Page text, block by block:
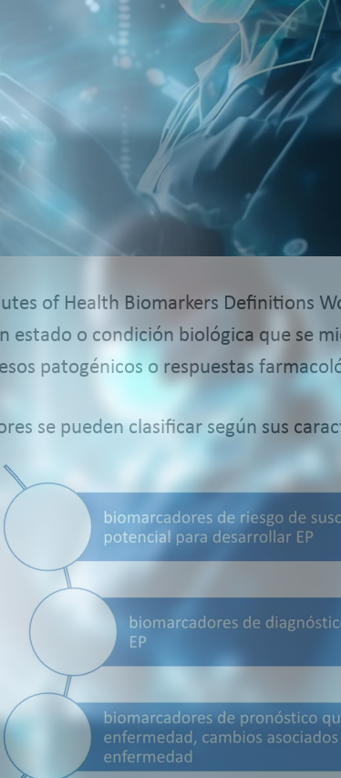
of Health Biomarkers Definitions
estado o condición biológica que se
patogénicos o respuestas
se pueden clasificar según sus